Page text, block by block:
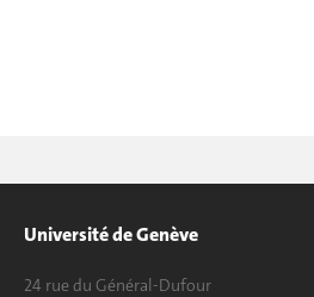
Université de Genève
24 rue du Général-Dufour